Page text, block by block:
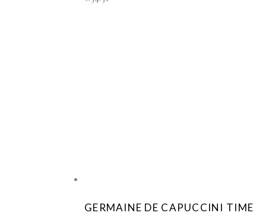
GERMAINE DE CAPUCCINI